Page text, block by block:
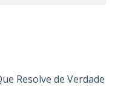
Resolve de Verdade